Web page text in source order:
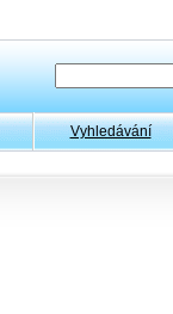
Vyhledávání